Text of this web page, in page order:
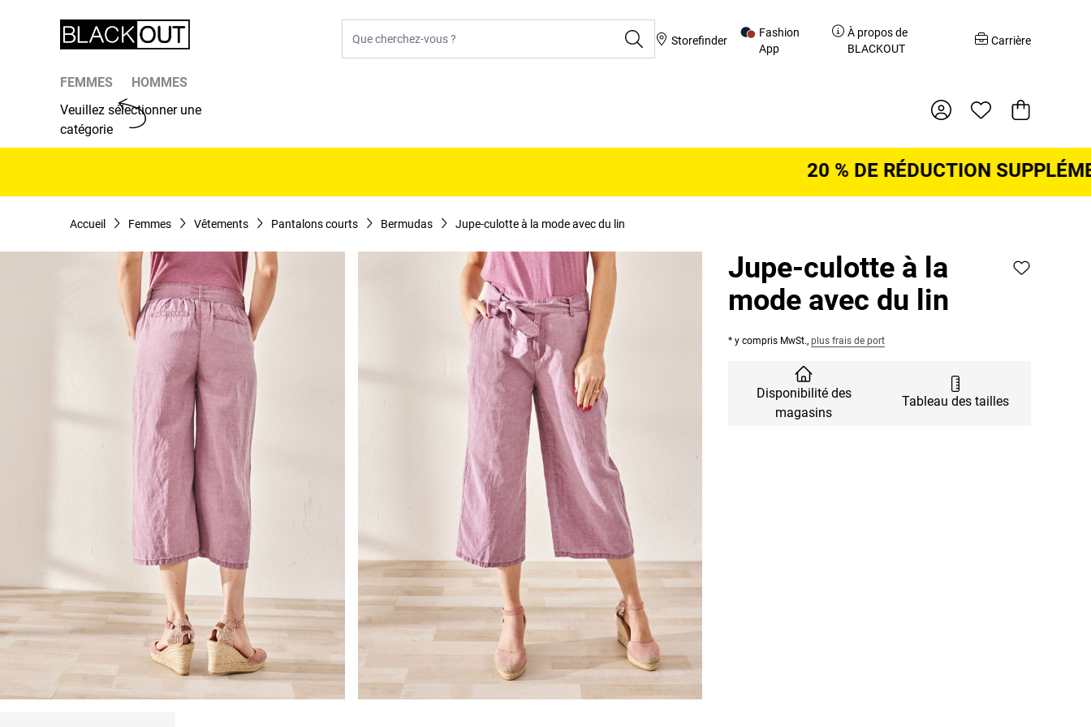
Storefinder
Fashion
App
À propos de
BLACKOUT
Carrière
FEMMES
HOMMES
Veuillez sélectionner une
catégorie
Panier
20 % DE RÉDUCTION
Accueil Femmes Vêtements Pantalons courts Bermudas Jupe-culotte à la mode avec du lin
Jupe-culotte à la
mode avec du lin
* y compris MwSt., plus frais de port
Disponibilité des
magasins
Tableau des tailles